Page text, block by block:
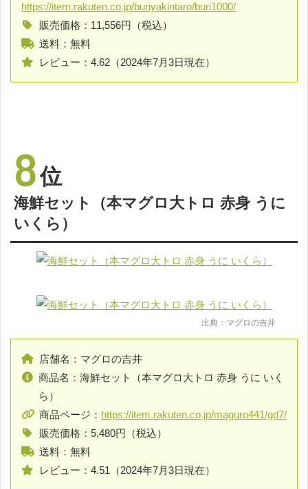
https://item.rakuten.co.jp/buriyakintaro/buri1000/
販売価格：11,556円（税込）
送料：無料
レビュー：4.62（2024年7月3日現在）
8位
海鮮セット（本マグロ大トロ 赤身 うに
いくら）
出典：マグロの吉井
店舗名：マグロの吉井
商品名：海鮮セット（本マグロ大トロ 赤身 うに いく
ら）
商品ページ： https://item.rakuten.co.jp/maguro441/gd7/
販売価格：5,480円（税込）
送料：無料
レビュー：4.51（2024年7月3日現在）